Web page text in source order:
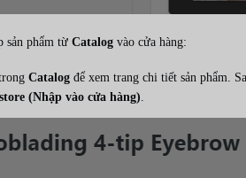
sản phẩm từ Catalog vào cửa hàng:
Catalog để xem trang chi tiết sản phẩm.
(Nhập vào cửa hàng)